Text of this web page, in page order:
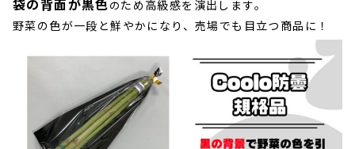
のため高級感を演出します。
野菜の色が一段と鮮やかになり、売場でも目立つ商品に！